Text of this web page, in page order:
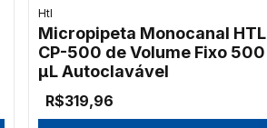
Htl
Micropipeta Monocanal HTL
CP-500 de Volume Fixo 500
µL Autoclavável
R$319,96